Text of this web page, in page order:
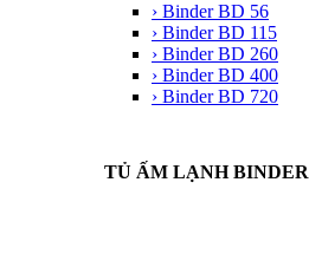
› Binder BD 56
› Binder BD 115
› Binder BD 260
› Binder BD 400
› Binder BD 720
TỦ ẤM LẠNH BINDER